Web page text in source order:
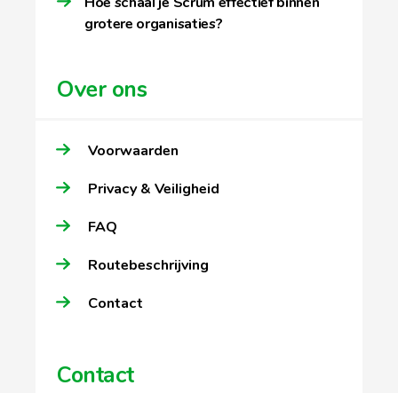
grotere organisaties?
Over ons
Voorwaarden
Privacy & Veiligheid
FAQ
Routebeschrijving
Contact
Contact